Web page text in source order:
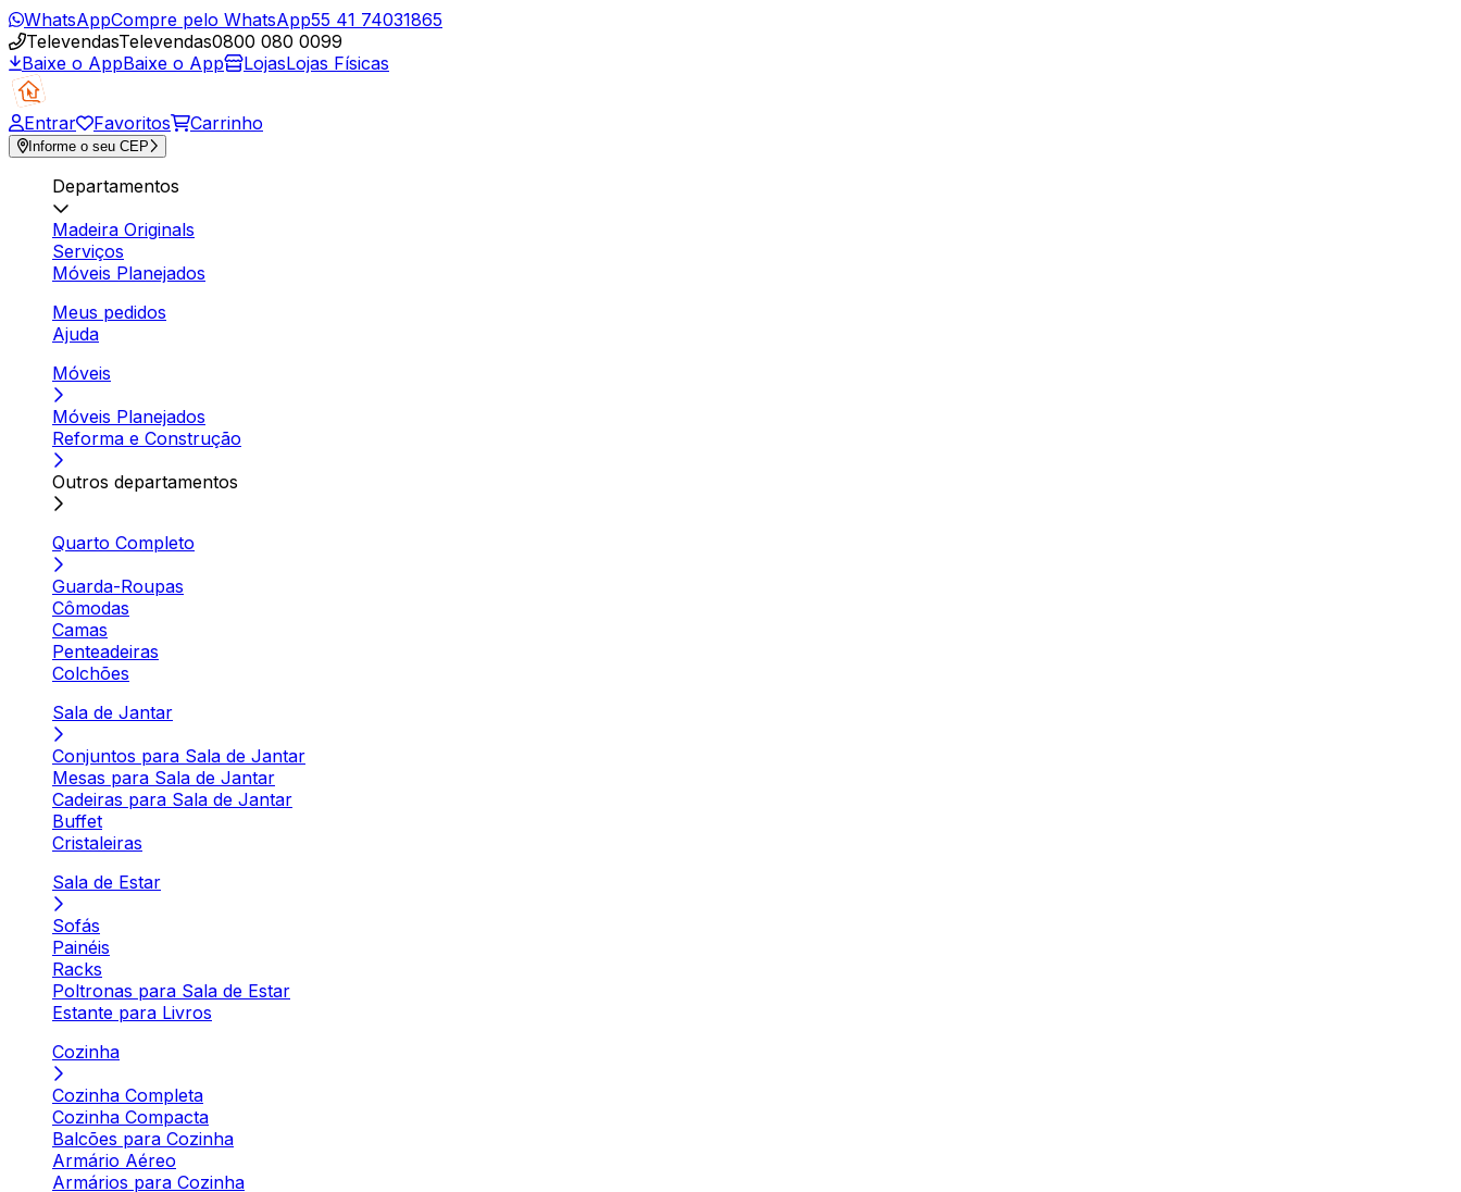
WhatsAppCompre pelo WhatsApp55 41 74031865
TelevendasTelevendas0800 080 0099
Baixe o AppBaixe o App LojasLojas Físicas
Entrar Favoritos Carrinho
Informe o seu CEP
Departamentos
Madeira Originals
Serviços
Móveis Planejados
Meus pedidos
Ajuda
Móveis
Móveis Planejados
Reforma e Construção
Outros departamentos
Quarto Completo
Guarda-Roupas
Cômodas
Camas
Penteadeiras
Colchões
Sala de Jantar
Conjuntos para Sala de Jantar
Mesas para Sala de Jantar
Cadeiras para Sala de Jantar
Buffet
Cristaleiras
Sala de Estar
Sofás
Painéis
Racks
Poltronas para Sala de Estar
Estante para Livros
Cozinha
Cozinha Completa
Cozinha Compacta
Balcões para Cozinha
Armário Aéreo
Armários para Cozinha